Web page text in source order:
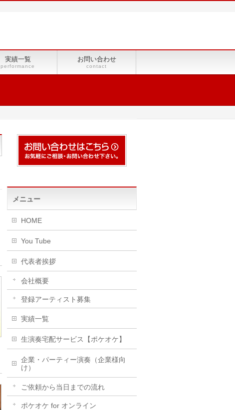
実績一覧
performance
お問い合わせ
contact
メニュー
HOME
You Tube
代表者挨拶
会社概要
登録アーティスト募集
実績一覧
生演奏宅配サービス【ポケオケ】
企業・パーティー演奏（企業様向
け）
ご依頼から当日までの流れ
ポケオケ for オンライン